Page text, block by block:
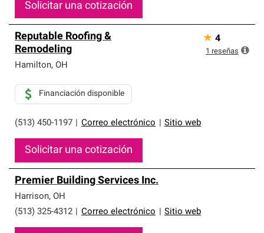
Solicitar una cotización
Reputable Roofing &
Remodeling
Hamilton, OH
(513) 450-1197 Correo electrónico Sitio web
Financiación disponible
Solicitar una cotización
★ 4
1 reseñas
Premier Building Services Inc.
Harrison, OH
(513) 325-4312
Correo electrónico Sitio web